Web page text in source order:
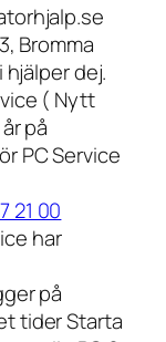
Bromma
dej.
( Nytt
på
PC Service
21 00
har
på
tider Starta